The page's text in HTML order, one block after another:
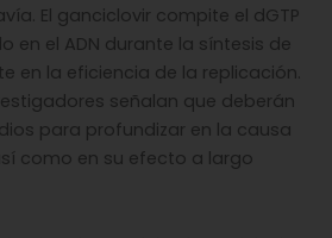
El ganciclovir compite el dGTP
en el ADN durante la síntesis de
en la eficiencia de la replicación.
señalan que deberán
para profundizar en la causa
como en su efecto a largo